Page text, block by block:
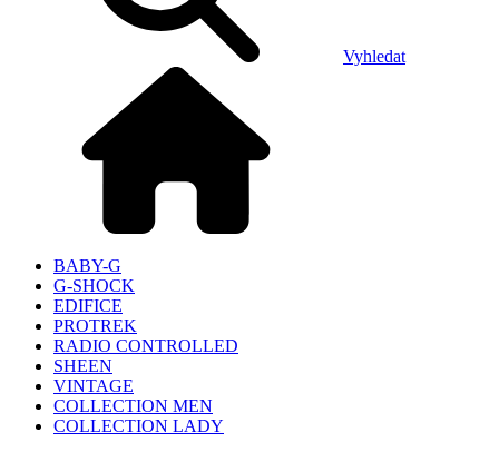
Vyhledat
BABY-G
G-SHOCK
EDIFICE
PROTREK
RADIO CONTROLLED
SHEEN
VINTAGE
COLLECTION MEN
COLLECTION LADY